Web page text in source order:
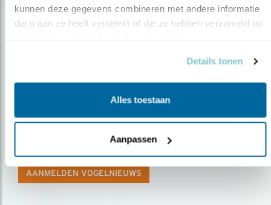
kunnen deze gegevens combineren met andere informatie
die u aan ze heeft verstrekt of die ze hebben verzameld op
Details tonen
Alles toestaan
Aanpassen
Op de hoogte blijven?
Meld je aan en ontvang nieuws, inspiratie, acties en tips
AANMELDEN VOGELNIEUWS